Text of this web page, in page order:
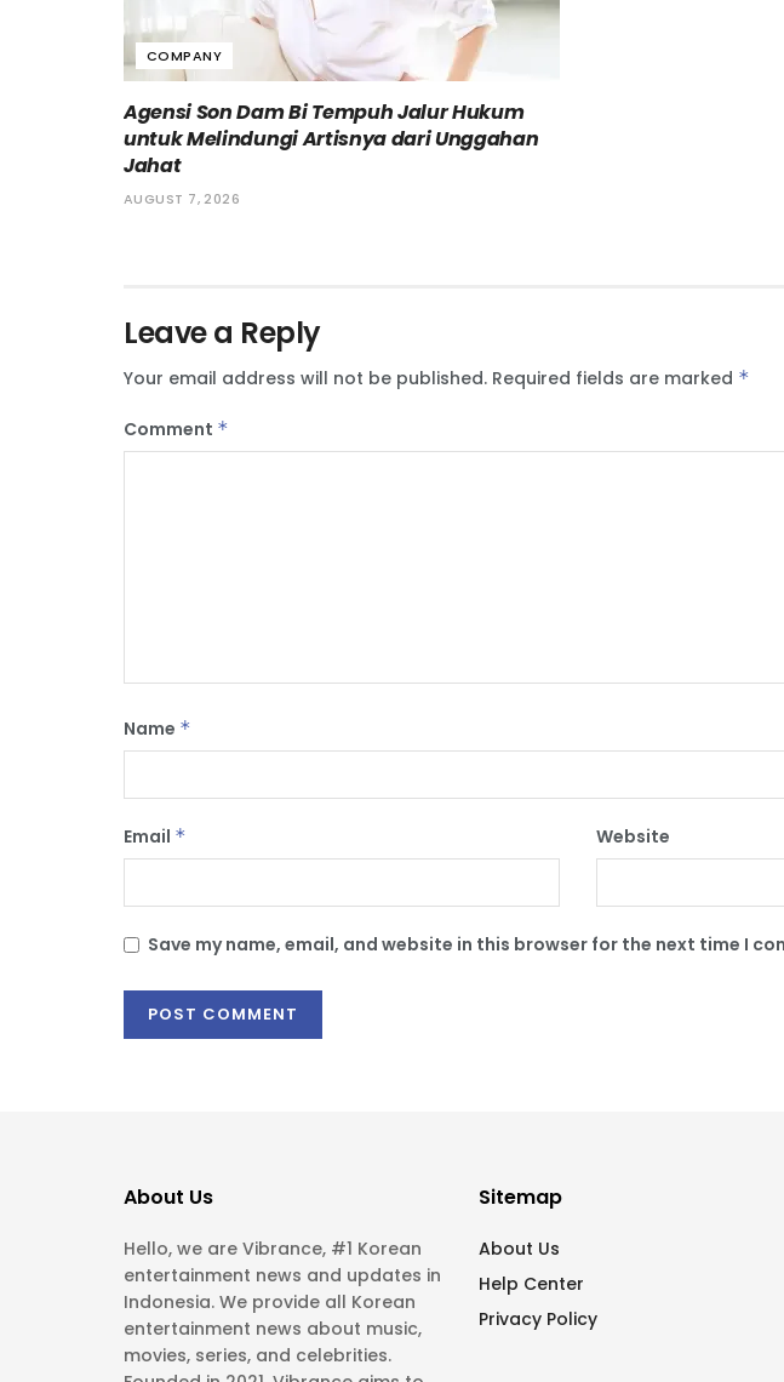
COMPANY
Agensi Son Dam Bi Tempuh Jalur Hukum
untuk Melindungi Artisnya dari Unggahan
Jahat
AUGUST 7, 2026
Leave a Reply
Your email address will not be published. Required fields are marked *
Comment *
Name *
Email * Website
Save my name, email, and website in this browser for the next time I
About Us
Hello, we are Vibrance, #1 Korean
entertainment news and updates in
Indonesia. We provide all Korean
entertainment news about music,
movies, series, and celebrities.
Sitemap
About Us
Help Center
Privacy Policy